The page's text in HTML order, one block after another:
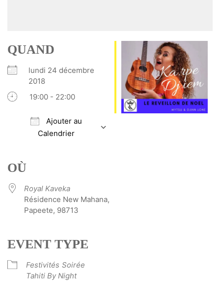
QUAND
lundi 24 décembre
2018
19:00 - 22:00
Ajouter au
Calendrier
OÙ
Royal Kaveka
Résidence New Mahana,
Papeete, 98713
EVENT TYPE
Festivités Soirée
Tahiti By Night